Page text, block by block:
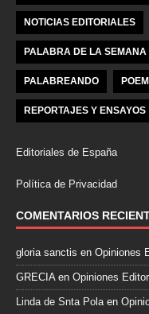
NOTICIAS EDITORIALES
PALABRA DE LA SEMANA
PALABREANDO
REPORTAJES Y ENSAYOS
Editoriales de España
Política de Privacidad
COMENTARIOS
gloria sanctis en Opiniones
GRECIAen Opiniones
Linda de Snta Polaen